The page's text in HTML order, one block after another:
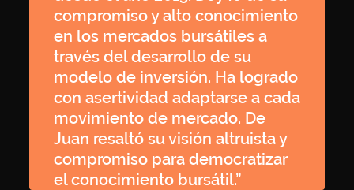
compromiso y alto conocimiento
en los mercados bursátiles a
través del desarrollo de su
modelo de inversión. Ha logrado
con asertividad adaptarse a cada
movimiento de mercado. De
Juan resaltó su visión altruista y
compromiso para democratizar
el conocimiento bursátil.”